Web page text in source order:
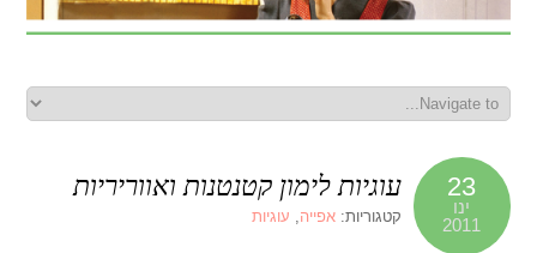
23
ינו
2011
עוגיות לימון קטנטנות ואווריריות
קטגוריות:אפייה, עוגיות